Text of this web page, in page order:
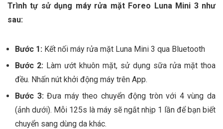
Trình tự sử dụng máy rửa mặt Foreo Luna Mini 3 như
sau:
Bước 1: Kết nối máy rửa mặt Luna Mini 3 qua Bluetooth
Bước 2: Làm ướt khuôn mặt, sử dụng sữa rửa mặt thoa
đều. Nhấn nút khởi động máy trên App.
Bước 3: Đưa máy theo chuyển động tròn với 4 vùng da
(ảnh dưới). Mỗi 125s là máy sẽ ngắt nhịp 1 lần để bạn biết
chuyển sang dùng da khác.